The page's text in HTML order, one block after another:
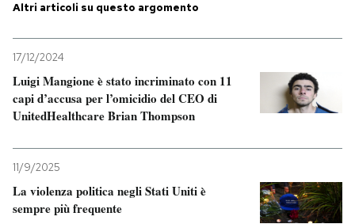
Altri articoli su questo argomento
17/12/2024
Luigi Mangione è stato incriminato con 11
capi d’accusa per l’omicidio del CEO di
UnitedHealthcare Brian Thompson
11/9/2025
La violenza politica negli Stati Uniti è
sempre più frequente